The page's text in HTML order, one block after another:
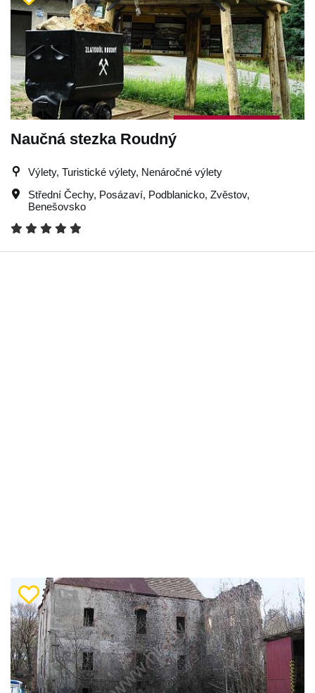
Naučná stezka Roudný
Výlety, Turistické výlety, Nenáročné výlety
Střední Čechy, Posázaví, Podblanicko, Zvěstov,
Benešovsko